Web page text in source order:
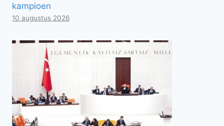
kampioen
10 augustus 2026